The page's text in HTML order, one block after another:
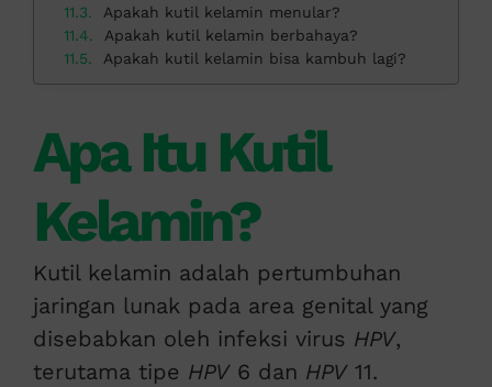
Apakah kutil kelamin menular?
Apakah kutil kelamin berbahaya?
Apakah kutil kelamin bisa kambuh lagi?
Apa Itu Kutil
Kelamin?
Kutil kelamin adalah pertumbuhan
jaringan lunak pada area genital yang
disebabkan oleh infeksi virus HPV,
terutama tipe HPV6 dan HPV11.